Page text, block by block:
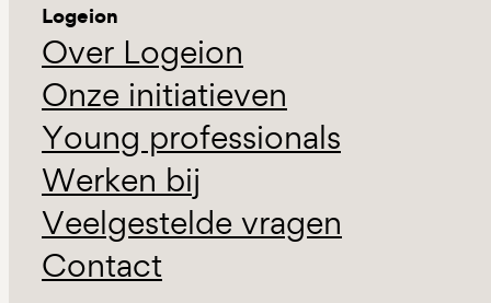
Logeion
Over Logeion
Onze initiatieven
Young professionals
Werken bij
Veelgestelde vragen
Contact